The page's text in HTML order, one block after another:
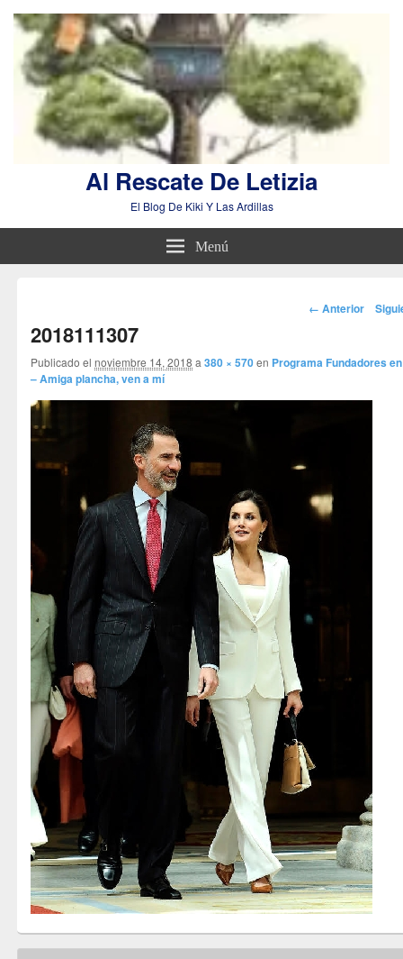
Al Rescate De Letizia
El Blog De Kiki Y Las Ardillas
Menú
Navegador
← Anterior
2018111307
Publicado el noviembre 14, 2018 a380 × 570en Programa Fundadores
– Amiga plancha, ven a mí